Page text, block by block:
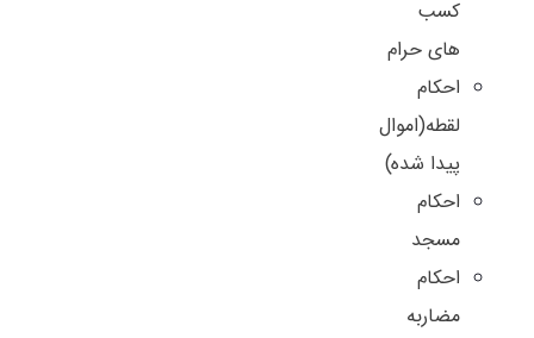
کسب
های حرام
احکام
لقطه(اموال
پیدا شده)
احکام
مسجد
احکام
مضاربه